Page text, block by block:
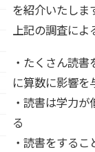
を紹介いたしま
上記の調査によ
・たくさん読
に算数に影響を
・読書は学力
る
・読書をする